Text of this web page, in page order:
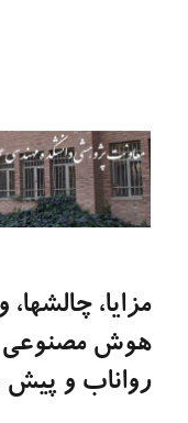
مزایا،
هوش مصنوعی
رواناب و پیش